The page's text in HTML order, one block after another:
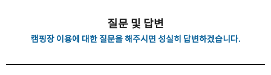
질문 및 답변
캠핑장 이용에 대한 질문을 해주시면 성실히 답변하겠습니다.